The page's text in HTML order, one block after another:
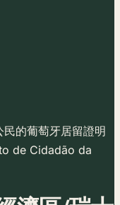
的葡萄牙居留證明
de Cidadão da